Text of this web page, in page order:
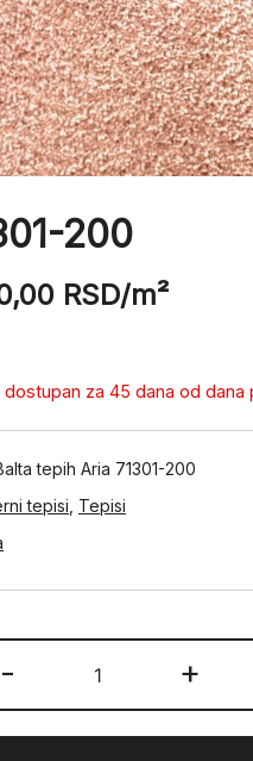
200
RSD/m²
za 45 dana od dana
tepih Aria 71301-200
tepisi Tepisi
-
71301-
200
+